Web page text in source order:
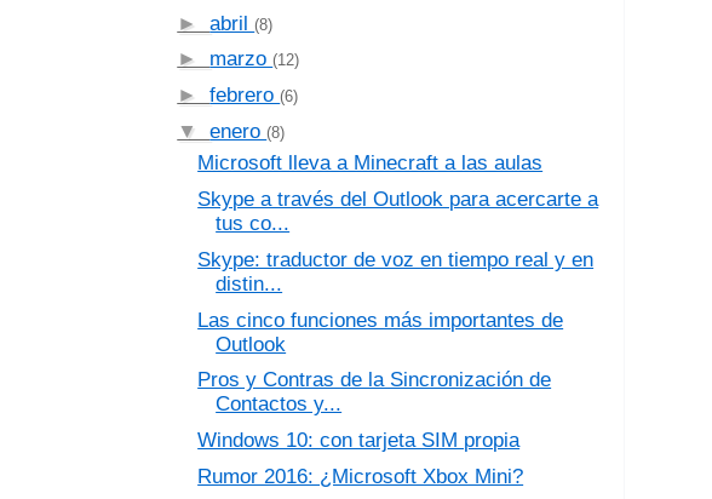
►abril(8)
► marzo(12)
►febrero(6)
▼enero(8)
Microsoft lleva a Minecraft a las aulas
Skype a través del Outlook para acercarte a
tus co...
Skype: traductor de voz en tiempo real y en
distin...
Las cinco funciones más importantes de
Outlook
Pros y Contras de la Sincronización de
Contactos y...
Windows 10: con tarjeta SIM propia
Rumor 2016: ¿Microsoft Xbox Mini?